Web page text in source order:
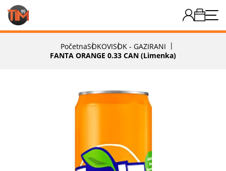
PočetnaSOKOVISOK - GAZIRANI
FANTA ORANGE 0.33 CAN (limenka)